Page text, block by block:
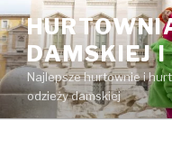
Przejdź
do
treściDAMSKIEJ
Najlepsze hurtownie i
odzieży damskiej